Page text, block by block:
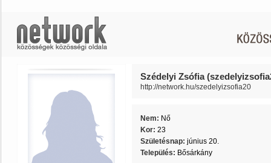
Szédelyi Zsófia
http://network.hu/szedelyizsofia20
Nem: Nő
Kor: 23
Születésnap: június 20.
Település: Bősárkány